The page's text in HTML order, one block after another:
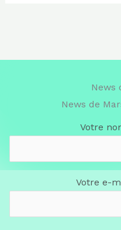
News
News de
Votre
Votre e-